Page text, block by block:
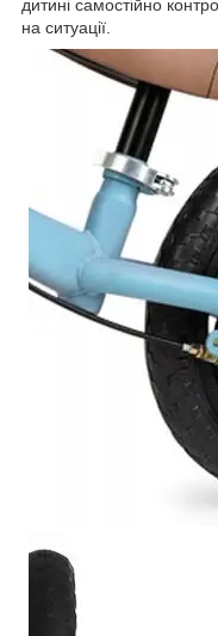
дитині самостійно
на ситуації.